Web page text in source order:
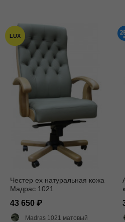
LUX
Честер ех натуральная кожа
Мадрас 1021
43 650
Madras 1021 матовый